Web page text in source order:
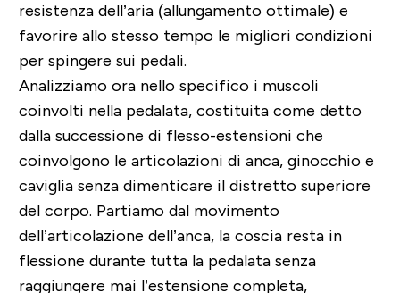
resistenza dell’aria (allungamento ottimale) e
favorire allo stesso tempo le migliori condizioni
per spingere sui pedali.
Analizziamo ora nello specifico i muscoli
coinvolti nella pedalata, costituita come detto
dalla successione di flesso-estensioni che
coinvolgono le articolazioni di anca, ginocchio e
caviglia senza dimenticare il distretto superiore
del corpo. Partiamo dal movimento
dell’articolazione dell’anca, la coscia resta in
flessione durante tutta la pedalata senza
raggiungere mai l’estensione completa,